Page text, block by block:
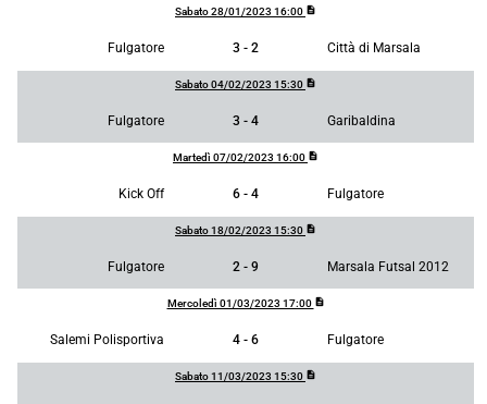
Sabato 28/01/2023 16:00 description
Fulgatore 3 - 2 Città di Marsala
Sabato 04/02/2023 15:30 description
Fulgatore 3 - 4 Garibaldina
Martedì 07/02/2023 16:00 description
Kick Off 6 - 4 Fulgatore
Sabato 18/02/2023 15:30 description
Fulgatore 2 - 9 Marsala Futsal 2012
Mercoledì 01/03/2023 17:00 description
Salemi Polisportiva 4 - 6 Fulgatore
Sabato 11/03/2023 15:30 description